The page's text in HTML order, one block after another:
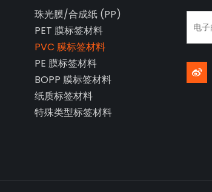
珠光膜/合成纸 (PP)
PET 膜标签材料
PVC 膜标签材料
PE 膜标签材料
BOPP 膜标签材料
纸质标签材料
特殊类型标签材料